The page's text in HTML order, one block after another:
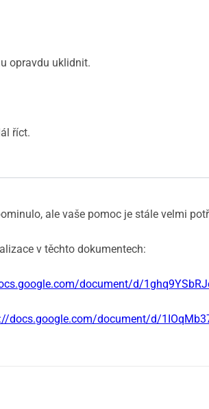
opravdu uklidnit.
říct.
ale vaše pomoc je stále velmi
v těchto dokumentech:
document/d/
docs.google.com/document/d/